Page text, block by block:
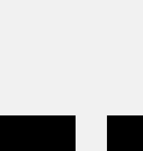
passant par les